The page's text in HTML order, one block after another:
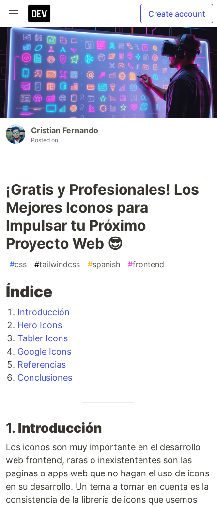
Create account
Cristian Fernando
Posted on
¡Gratis y Profesionales! Los
Mejores Iconos para
Impulsar tu Próximo
Proyecto Web 😎
#css #tailwindcss #spanish #frontend
Índice
Introducción
Hero Icons
Tabler Icons
Google Icons
Referencias
Conclusiones
1. Introducción
Los iconos son muy importante en el desarrollo
web frontend, raras o inexistententes son las
paginas o apps web que no hagan el uso de icons
en su desarrollo. Un tema a tomar en cuenta es la
consistencia de la librería de icons que usemos